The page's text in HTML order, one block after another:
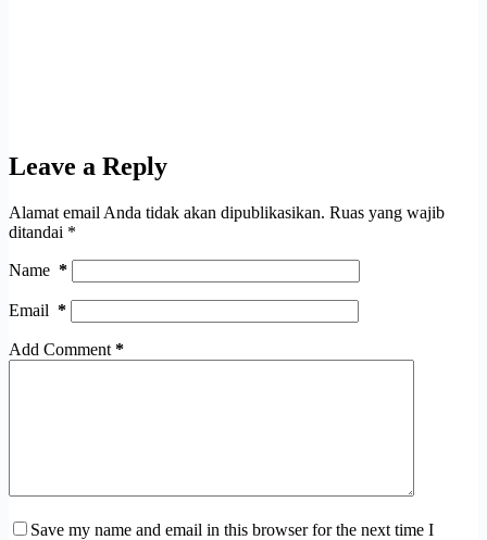
Leave a Reply
Alamat email Anda tidak akan dipublikasikan. Ruas yang wajib
ditandai *
Name *
Email *
Add Comment *
Save my name and email in this browser for the next time I